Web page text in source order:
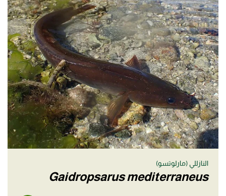
النازللي (مارلوتسو)
Gaidropsarus mediterraneus